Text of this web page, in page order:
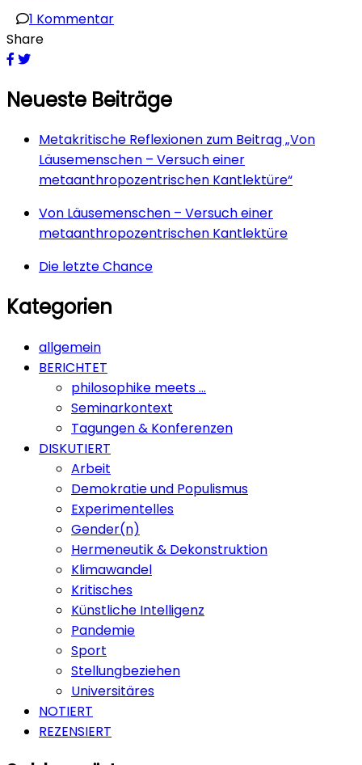
1 Kommentarzu
Genderns
Teil
I
Share
Neueste Beiträge
Metakritische Reflexionen zum Beitrag „Von
Läusemenschen – Versuch einer
metaanthropozentrischen Kantlektüre“
Von Läusemenschen – Versuch einer
metaanthropozentrischen Kantlektüre
Die letzte Chance
Kategorien
allgemein
BERICHTET
philosophike meets …
Seminarkontext
Tagungen & Konferenzen
DISKUTIERT
Arbeit
Demokratie und Populismus
Experimentelles
Gender(n)
Hermeneutik & Dekonstruktion
Klimawandel
Kritisches
Künstliche Intelligenz
Pandemie
Sport
Stellungbeziehen
Universitäres
NOTIERT
REZENSIERT